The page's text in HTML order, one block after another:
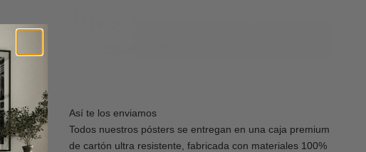
Así te los enviamos
Todos nuestros pósters se entregan en una caja premium
de cartón ultra resistente, fabricada con materiales 100%